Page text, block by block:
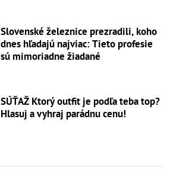
Slovenské železnice prezradili, koho
dnes hľadajú najviac: Tieto profesie
sú mimoriadne žiadané
SÚŤAŽ Ktorý outfit je podľa teba top?
Hlasuj a vyhraj parádnu cenu!